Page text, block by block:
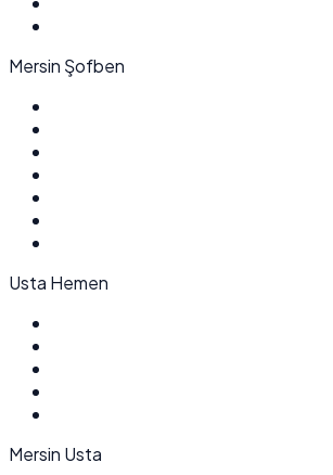
Mersin Şofben
Usta Hemen
Mersin Usta